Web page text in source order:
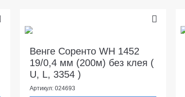
Венге Соренто WH 1452
19/0,4 мм (200м) без клея (
U, L, 3354 )
Артикул: 024693